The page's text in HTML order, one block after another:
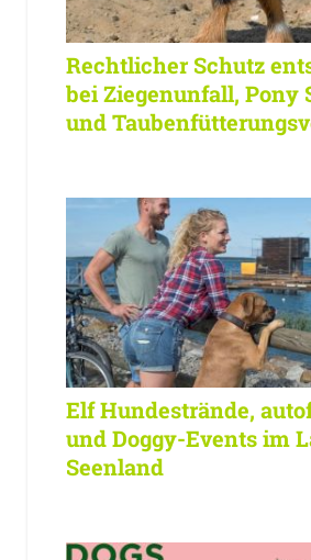
Rechtlicher Schutz
bei Ziegenunfall, Pony
und
Elf Hundestrände,
und Doggy-Events im
Seenland